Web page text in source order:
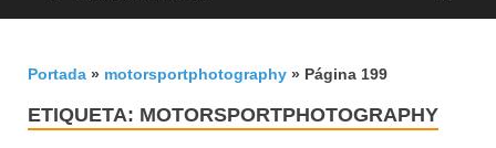
Portada » motorsportphotography » Página 199
ETIQUETA: MOTORSPORTPHOTOGRAPHY